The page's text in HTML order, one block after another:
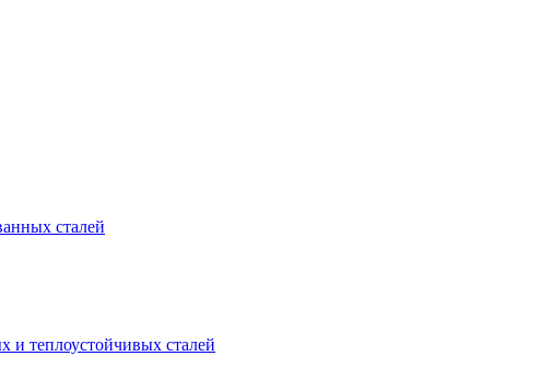
сталей
и теплоустойчивых сталей